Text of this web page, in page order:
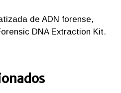
de ADN forense,
DNA Extraction Kit.